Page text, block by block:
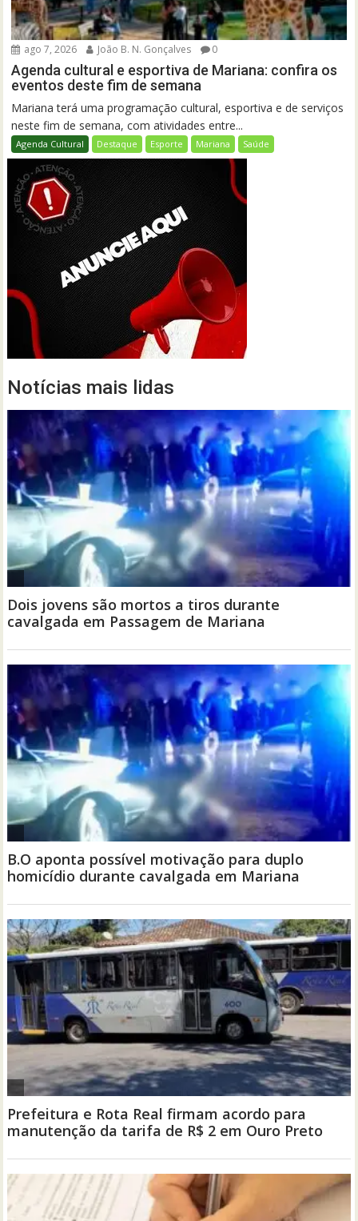
ago 7, 2026 João B. N. Gonçalves 0
Agenda cultural e esportiva de Mariana: confira os
eventos deste fim de semana
Mariana terá uma programação cultural, esportiva e de serviços
neste fim de semana, com atividades entre...
Agenda Cultural Destaque Esporte Mariana Saúde
Notícias mais lidas